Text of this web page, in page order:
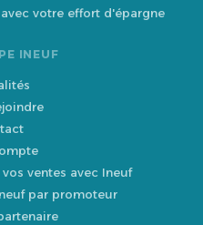
votre effort d'épargne
INEUF
ventes avec Ineuf
par promoteur